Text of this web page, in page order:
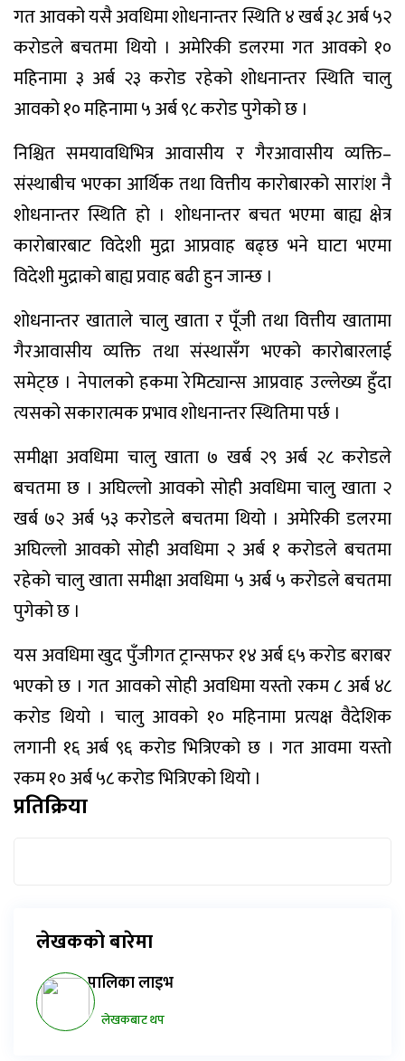
गत आवको यसै अवधिमा शोधनान्तर स्थिति ४ खर्ब ३८ अर्ब ५२
करोडले बचतमा थियो । अमेरिकी डलरमा गत आवको १०
महिनामा ३ अर्ब २३ करोड रहेको शोधनान्तर स्थिति चालु
आवको १० महिनामा ५ अर्ब ९८ करोड पुगेको छ ।
निश्चित समयावधिभित्र आवासीय र गैरआवासीय व्यक्ति–
संस्थाबीच भएका आर्थिक तथा वित्तीय कारोबारको सारांश नै
शोधनान्तर स्थिति हो । शोधनान्तर बचत भएमा बाह्य क्षेत्र
कारोबारबाट विदेशी मुद्रा आप्रवाह बढ्छ भने घाटा भएमा
विदेशी मुद्राको बाह्य प्रवाह बढी हुन जान्छ ।
शोधनान्तर खाताले चालु खाता र पूँजी तथा वित्तीय खातामा
गैरआवासीय व्यक्ति तथा संस्थासँग भएको कारोबारलाई
समेट्छ । नेपालको हकमा रेमिट्यान्स आप्रवाह उल्लेख्य हुँदा
त्यसको सकारात्मक प्रभाव शोधनान्तर स्थितिमा पर्छ ।
समीक्षा अवधिमा चालु खाता ७ खर्ब २९ अर्ब २८ करोडले
बचतमा छ । अघिल्लो आवको सोही अवधिमा चालु खाता २
खर्ब ७२ अर्ब ५३ करोडले बचतमा थियो । अमेरिकी डलरमा
अघिल्लो आवको सोही अवधिमा २ अर्ब १ करोडले बचतमा
रहेको चालु खाता समीक्षा अवधिमा ५ अर्ब ५ करोडले बचतमा
पुगेको छ ।
यस अवधिमा खुद पुँजीगत ट्रान्सफर १४ अर्ब ६५ करोड बराबर
भएको छ । गत आवको सोही अवधिमा यस्तो रकम ८ अर्ब ४८
करोड थियो । चालु आवको १० महिनामा प्रत्यक्ष वैदेशिक
लगानी १६ अर्ब ९६ करोड भित्रिएको छ । गत आवमा यस्तो
रकम १० अर्ब ५८ करोड भित्रिएको थियो ।
प्रतिक्रिया
लेखकको बारेमा
पालिका लाइभ
लेखकबाट थप